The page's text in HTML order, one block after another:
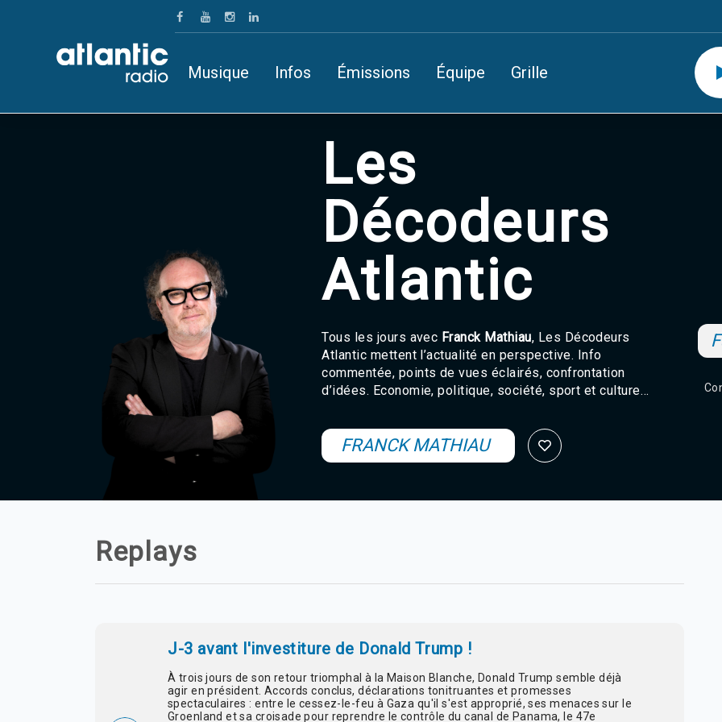
Musique Infos Émissions Équipe Grille
Les
Décodeurs
Atlantic
Tous les jours avec Franck Mathiau, Les Décodeurs
Atlantic mettent l’actualité en perspective. Info
commentée, points de vues éclairés, confrontation
d’idées. Economie, politique, société, sport et culture…
FRANCK MATHIAU
Replays
J-3 avant l'investiture de Donald Trump !
À trois jours de son retour triomphal à la Maison Blanche, Donald Trump semble déjà
agir en président. Accords conclus, déclarations tonitruantes et promesses
spectaculaires : entre le cessez-le-feu à Gaza qu'il s'est approprié, ses menaces sur le
Groenland et sa croisade pour reprendre le contrôle du canal de Panama, le 47e